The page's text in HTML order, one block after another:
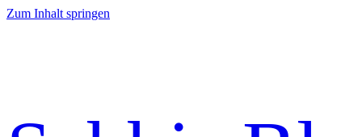
Zum Inhalt springen